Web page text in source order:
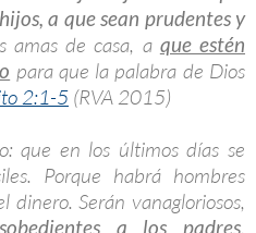
a que sean prudentes y
amas de casa, a que estén
para que la palabra de Dios
2:1-5 (RVA 2015)
que en los últimos días se
Porque habrá hombres
dinero. Serán vanagloriosos,
a los padres,